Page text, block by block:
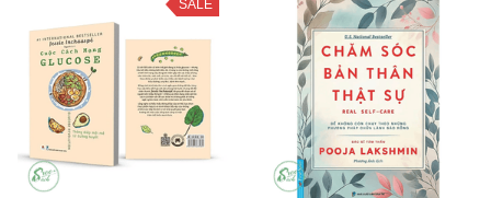
SALE